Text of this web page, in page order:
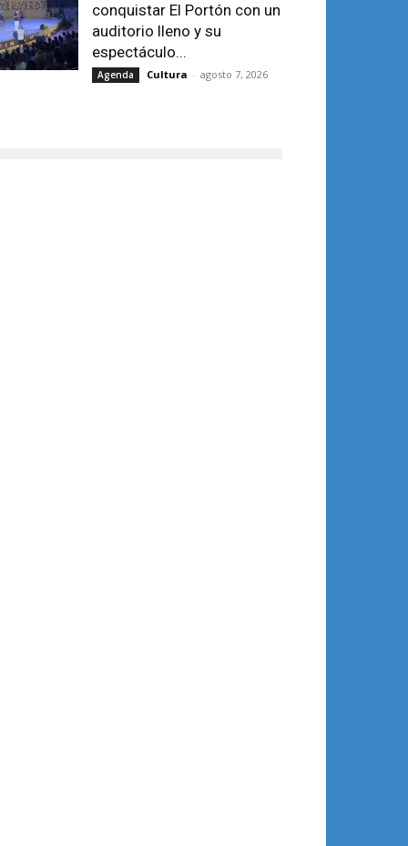
conquistar El Portón con un
auditorio lleno y su
espectáculo...
Agenda Cultura - agosto 7, 2026